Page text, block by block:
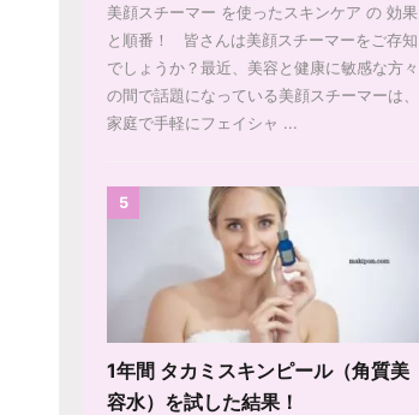
美顔スチーマー を使ったスキンケア の 効果
と順番！ 皆さんは美顔スチーマーをご存知
でしょうか？最近、美容と健康に敏感な方々
の間で話題になっている美顔スチーマーは、
家庭で手軽にフェイシャ ...
5
1年間 タカミスキンピール（角質美
容水）を試した結果！